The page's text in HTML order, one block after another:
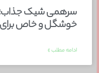
خوشگل و خاص
ادامه مطلب »